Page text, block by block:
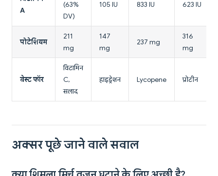
A
(63%
DV)
105 IU 833 IU 623 IU
पोटेशियम
211
mg
147
mg
237 mg
316
mg
बेस्ट फॉर
विटामिन
C,
सलाद
हाइड्रेशन Lycopene प्रोटीन
अक्सर पूछे जाने वाले सवाल